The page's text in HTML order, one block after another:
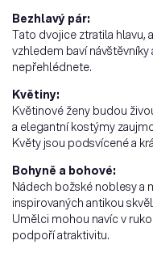
Bezhlavý pár:
Tato dvojice ztratila hlavu,
vzhledem baví
nepřehlédnete.
Květiny:
Květinové ženy budou
a elegantní kostýmy
Květy jsou podsvícené a
Bohyně a bohové:
Nádech božské noblesy a
inspirovaných antikou
Umělci mohou navíc v
podpoří atraktivitu.